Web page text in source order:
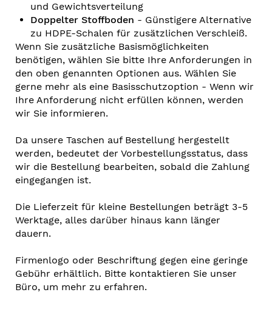
und Gewichtsverteilung
Doppelter Stoffboden - Günstigere Alternative
zu HDPE-Schalen für zusätzlichen Verschleiß.
Wenn Sie zusätzliche Basismöglichkeiten
benötigen, wählen Sie bitte Ihre Anforderungen in
den oben genannten Optionen aus. Wählen Sie
gerne mehr als eine Basisschutzoption - Wenn wir
Ihre Anforderung nicht erfüllen können, werden
wir Sie informieren.
Da unsere Taschen auf Bestellung hergestellt
werden, bedeutet der Vorbestellungsstatus, dass
wir die Bestellung bearbeiten, sobald die Zahlung
eingegangen ist.
Die Lieferzeit für kleine Bestellungen beträgt 3-5
Werktage, alles darüber hinaus kann länger
dauern.
Firmenlogo oder Beschriftung gegen eine geringe
Gebühr erhältlich. Bitte kontaktieren Sie unser
Büro, um mehr zu erfahren.